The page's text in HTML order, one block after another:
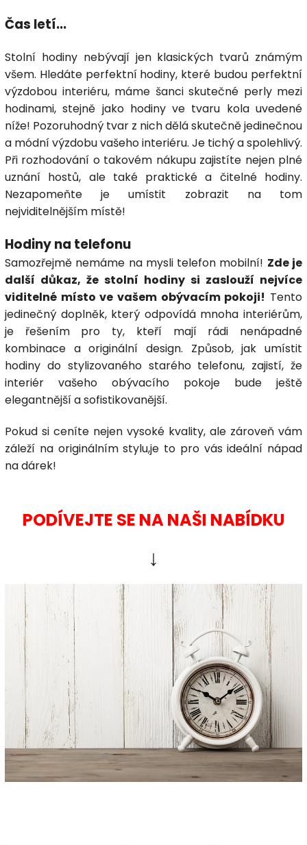
Čas letí...
Stolní hodiny nebývají jen klasických tvarů známým
všem. Hledáte perfektní hodiny, které budou perfektní
výzdobou interiéru, máme šanci skutečné perly mezi
hodinami, stejně jako hodiny ve tvaru kola uvedené
níže! Pozoruhodný tvar z nich dělá skutečně jedinečnou
a módní výzdobu vašeho interiéru. Je tichý a spolehlivý.
Při rozhodování o takovém nákupu zajistíte nejen plné
uznání hostů, ale také praktické a čitelné hodiny.
Nezapomeňte je umístit zobrazit na tom
nejviditelnějším místě!
Hodiny na telefonu
Samozřejmě nemáme na mysli telefon mobilní! Zde je
další důkaz, že stolní hodiny si zaslouží nejvíce
viditelné místo ve vašem obývacím pokoji! Tento
jedinečný doplněk, který odpovídá mnoha interiérům,
je řešením pro ty, kteří mají rádi nenápadné
kombinace a originální design. Způsob, jak umístit
hodiny do stylizovaného starého telefonu, zajistí, že
interiér vašeho obývacího pokoje bude ještě
elegantnější a sofistikovanější.
Pokud si ceníte nejen vysoké kvality, ale zároveň vám
záleží na originálním stylu,je to pro vás ideální nápad
na dárek!
PODÍVEJTE SE NA NAŠI NABÍDKU
↓